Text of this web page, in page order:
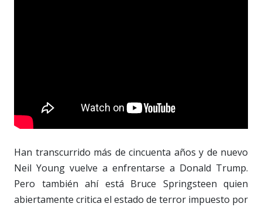
Han transcurrido más de cincuenta años y de nuevo
Neil Young vuelve a enfrentarse a Donald Trump.
Pero también ahí está Bruce Springsteen quien
abiertamente critica el estado de terror impuesto por